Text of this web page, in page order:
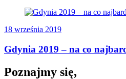
18 września 2019
Gdynia 2019 – na co
Poznajmy się,